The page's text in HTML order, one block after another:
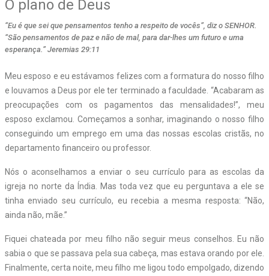
O plano de Deus
“Eu é que sei que pensamentos tenho a respeito de vocês”, diz o SENHOR.
“São pensamentos de paz e não de mal, para dar-lhes um futuro e uma
esperança.” Jeremias 29:11
Meu esposo e eu estávamos felizes com a formatura do nosso filho
e louvamos a Deus por ele ter terminado a faculdade. “Acabaram as
preocupações com os pagamentos das mensalidades!”, meu
esposo exclamou. Começamos a sonhar, imaginando o nosso filho
conseguindo um emprego em uma das nossas escolas cristãs, no
departamento financeiro ou professor.
Nós o aconselhamos a enviar o seu currículo para as escolas da
igreja no norte da Índia. Mas toda vez que eu perguntava a ele se
tinha enviado seu currículo, eu recebia a mesma resposta: “Não,
ainda não, mãe.”
Fiquei chateada por meu filho não seguir meus conselhos. Eu não
sabia o que se passava pela sua cabeça, mas estava orando por ele.
Finalmente, certa noite, meu filho me ligou todo empolgado, dizendo